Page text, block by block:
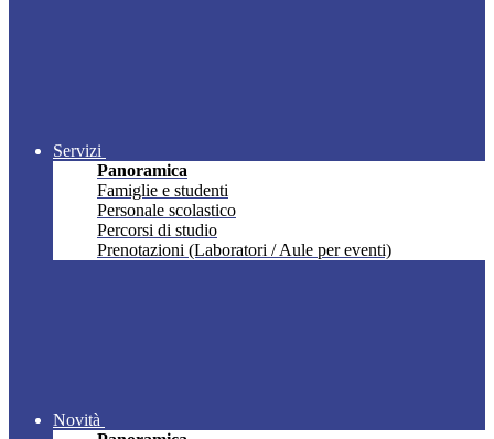
Servizi
Panoramica
Famiglie e studenti
Personale scolastico
Percorsi di studio
Prenotazioni (Laboratori / Aule per eventi)
Novità